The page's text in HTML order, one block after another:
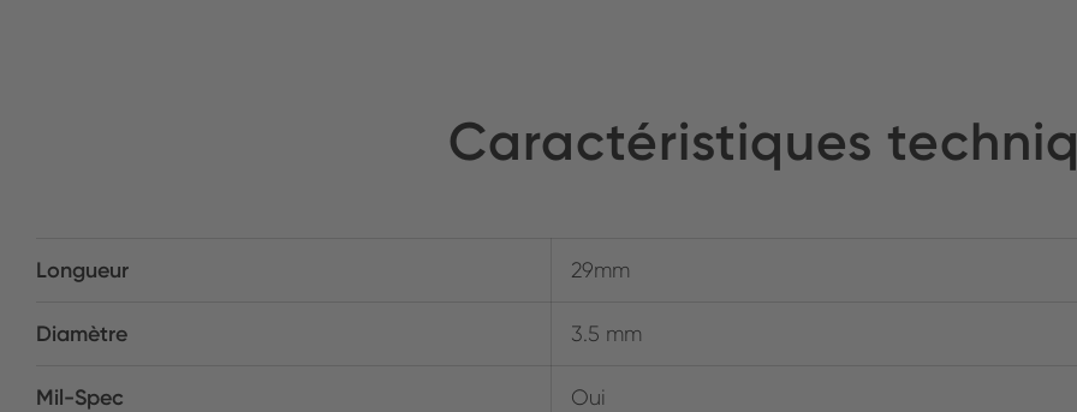
Caractéristiques
Longueur 29mm
Diamètre 3.5 mm
Mil-Spec Oui